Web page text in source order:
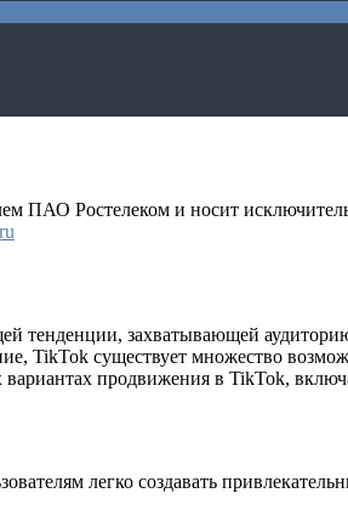
ПАО Ростелеком и носит
тенденции, захватывающей
TikTok существует множество
продвижения в TikTok,
легко создавать